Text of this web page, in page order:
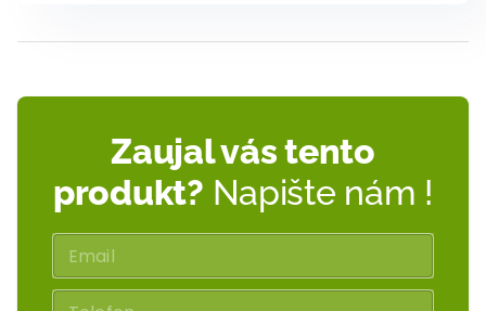
Zaujal vás tento
produkt? Napište nám !